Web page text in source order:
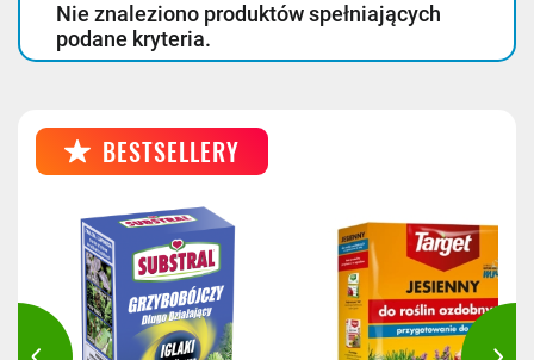
Nie znaleziono produktów spełniających
podane kryteria.
BESTSELLERY